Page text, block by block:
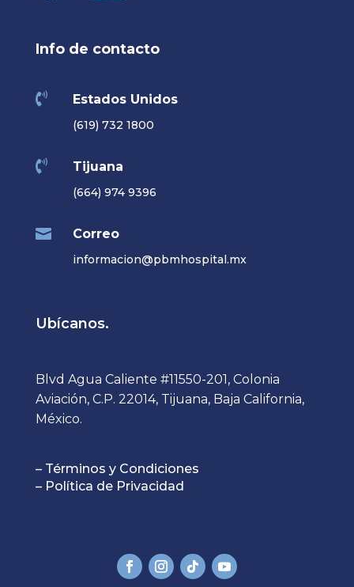
Info de contacto
 Estados Unidos
(619) 732 1800
 Tijuana
(664) 974 9396
 Correo
informacion@pbmhospital.mx
Ubícanos.
Blvd Agua Caliente #11550-201, Colonia
Aviación, C.P. 22014, Tijuana, Baja California,
México.
– Términos y Condiciones
– Política de Privacidad